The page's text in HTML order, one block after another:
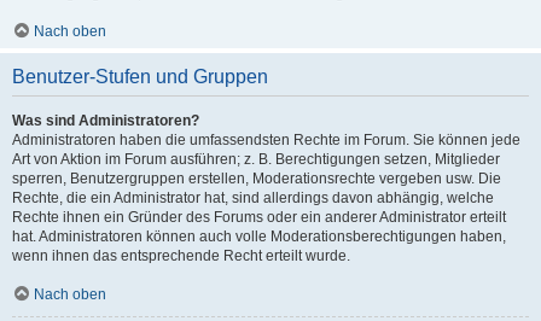
Nach oben
Benutzer-Stufen und Gruppen
Was sind Administratoren?
Administratoren haben die umfassendsten Rechte im Forum. Sie können jede
Art von Aktion im Forum ausführen; z. B. Berechtigungen setzen, Mitglieder
sperren, Benutzergruppen erstellen, Moderationsrechte vergeben usw. Die
Rechte, die ein Administrator hat, sind allerdings davon abhängig, welche
Rechte ihnen ein Gründer des Forums oder ein anderer Administrator erteilt
hat. Administratoren können auch volle Moderationsberechtigungen haben,
wenn ihnen das entsprechende Recht erteilt wurde.
Nach oben